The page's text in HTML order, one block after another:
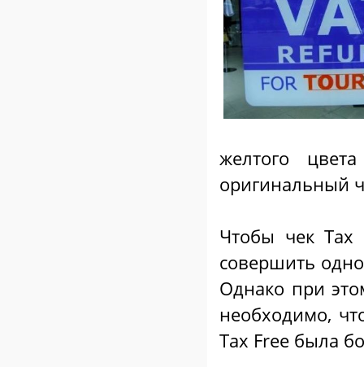
желтого
оригинальный
Чтобы чекTax
совершить
Однако при
необходимо,
Tax Free была